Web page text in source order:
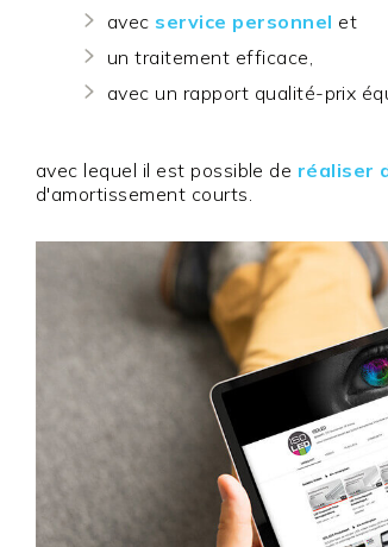
avec service personnel et
un traitement efficace,
avec un rapport qualité-prix
avec lequel il est possible de réaliser
d'amortissement courts.